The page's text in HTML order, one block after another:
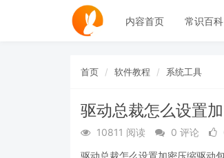
内容首页 常识百科
首页 软件教程 系统工具
驱动总裁怎么设置
10811 阅读 0 评论
驱动总裁怎么设置加密压缩驱动